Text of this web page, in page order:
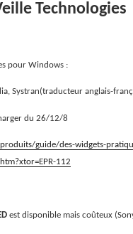
Technologies
pour Windows :
Systran(traducteur anglais-
du 26/12/8
guide/des-widgets-
112
est disponible mais coûteux